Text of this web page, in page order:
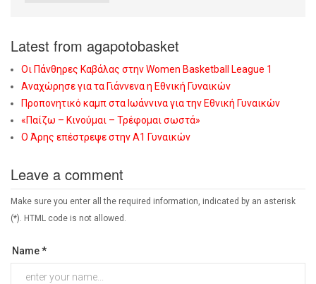
Latest from agapotobasket
Οι Πάνθηρες Καβάλας στην Women Basketball League 1
Αναχώρησε για τα Γιάννενα η Εθνική Γυναικών
Προπονητικό καμπ στα Ιωάννινα για την Εθνική Γυναικών
«Παίζω – Κινούμαι – Τρέφομαι σωστά»
Ο Άρης επέστρεψε στην Α1 Γυναικών
Leave a comment
Make sure you enter all the required information, indicated by an asterisk
(*). HTML code is not allowed.
Name *